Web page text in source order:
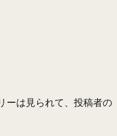
ーは見られて、投稿者の